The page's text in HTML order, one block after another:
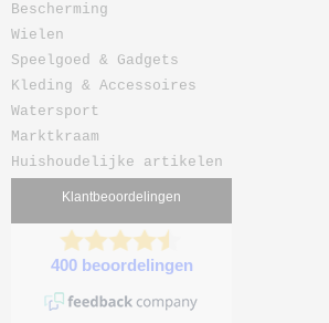
Bescherming
Wielen
Speelgoed & Gadgets
Kleding & Accessoires
Watersport
Marktkraam
Huishoudelijke artikelen